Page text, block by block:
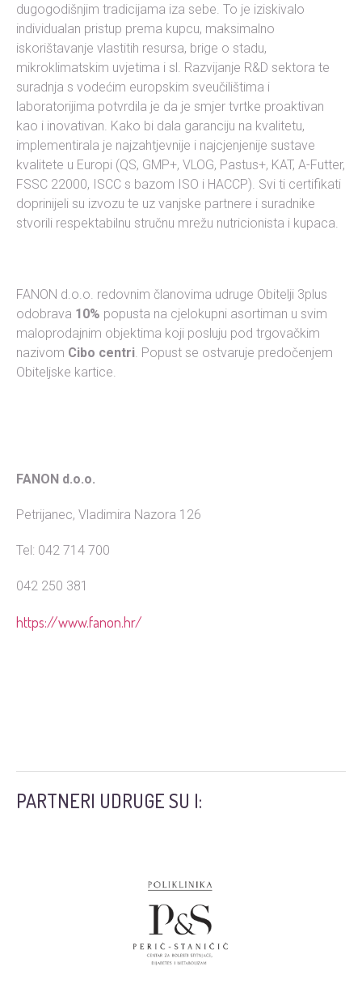
dugogodišnjim tradicijama iza sebe. To je iziskivalo
individualan pristup prema kupcu, maksimalno
iskorištavanje vlastitih resursa, brige o stadu,
mikroklimatskim uvjetima i sl. Razvijanje R&D sektora te
suradnja s vodećim europskim sveučilištima i
laboratorijima potvrdila je da je smjer tvrtke proaktivan
kao i inovativan. Kako bi dala garanciju na kvalitetu,
implementirala je najzahtjevnije i najcjenjenije sustave
kvalitete u Europi (QS, GMP+, VLOG, Pastus+, KAT, A-Futter,
FSSC 22000, ISCC s bazom ISO i HACCP). Svi ti certifikati
doprinijeli su izvozu te uz vanjske partnere i suradnike
stvorili respektabilnu stručnu mrežu nutricionista i kupaca.
FANON d.o.o. redovnim članovima udruge Obitelji 3plus
odobrava 10% popusta na cjelokupni asortiman u svim
maloprodajnim objektima koji posluju pod trgovačkim
nazivom Cibo centri. Popust se ostvaruje predočenjem
Obiteljske kartice.
FANON d.o.o.
Petrijanec, Vladimira Nazora 126
Tel: 042 714 700
042 250 381
https://www.fanon.hr/
PARTNERI UDRUGE SU I: